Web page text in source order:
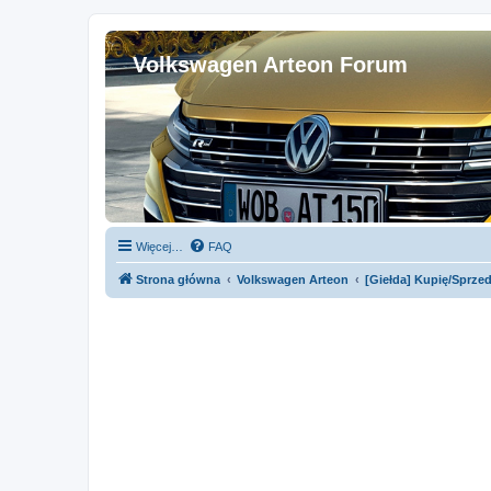
Volkswagen Arteon Forum
Więcej… FAQ
Strona główna Volkswagen Arteon [Giełda] Kupię/